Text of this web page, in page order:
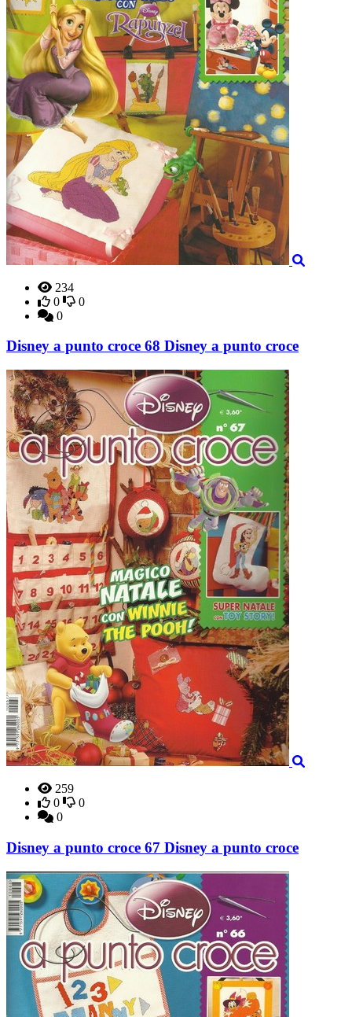
234
0
0
0
Disney a punto croce 68 Disney a punto croce
259
0
0
0
Disney a punto croce 67 Disney a punto croce